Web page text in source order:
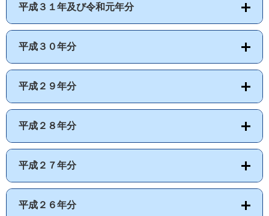
平成３１年及び令和元年分
平成３０年分
平成２９年分
平成２８年分
平成２７年分
平成２６年分